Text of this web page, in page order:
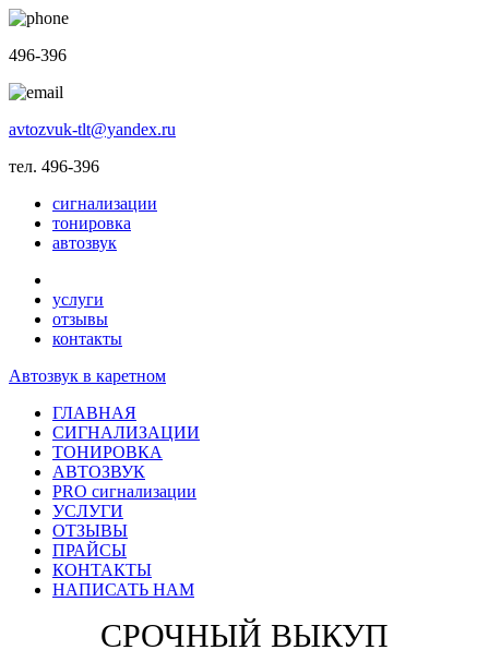
496-396
avtozvuk-tlt@yandex.ru
тел. 496-396
сигнализации
тонировка
автозвук
услуги
отзывы
контакты
Автозвук в каретном
ГЛАВНАЯ
СИГНАЛИЗАЦИИ
ТОНИРОВКА
АВТОЗВУК
PRO сигнализации
УСЛУГИ
ОТЗЫВЫ
ПРАЙСЫ
КОНТАКТЫ
НАПИСАТЬ НАМ
СРОЧНЫЙ ВЫКУП